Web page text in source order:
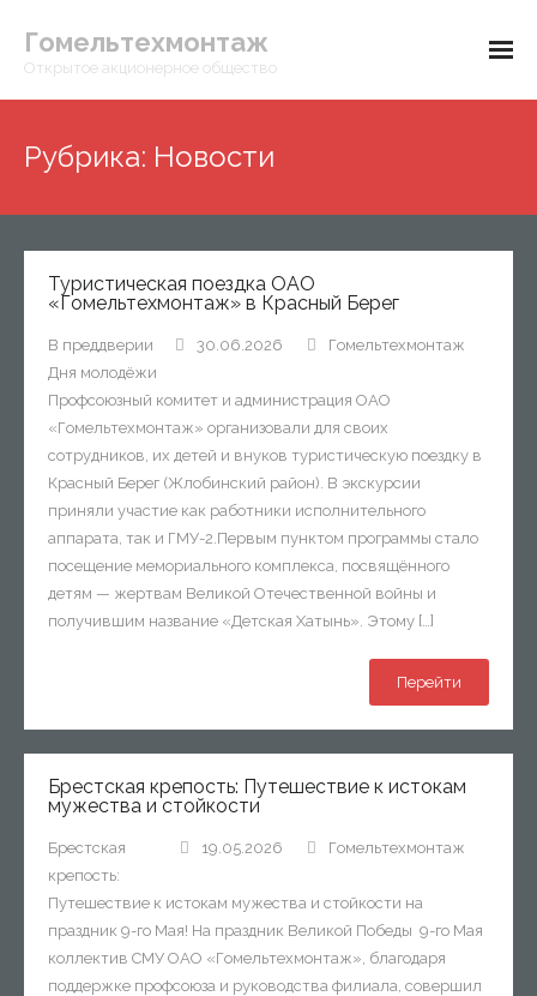
Гомельтехмонтаж
Открытое акционерное общество
О предприятии
- Руководство
- Организационная структура
- Новости предприятия
- Идеологическая работа
- Профсоюзная организация
- Профилактика здорового образа жизни
Рубрика: Новости
Туристическая поездка ОАО
«Гомельтехмонтаж» в Красный Берег
30.06.2026 Гомельтехмонтаж
В преддверии
Дня молодёжи
Профсоюзный комитет и администрация ОАО
«Гомельтехмонтаж» организовали для своих
сотрудников, их детей и внуков туристическую поездку в
Красный Берег (Жлобинский район). В экскурсии
приняли участие как работники исполнительного
аппарата, так и ГМУ-2.Первым пунктом программы стало
посещение мемориального комплекса, посвящённого
детям — жертвам Великой Отечественной войны и
получившим название «Детская Хатынь». Этому […]
Перейти
Брестская крепость: Путешествие к истокам
мужества и стойкости
19.05.2026 Гомельтехмонтаж
Брестская
крепость:
Путешествие к истокам мужества и стойкости на
праздник 9-го Мая! На праздник Великой Победы 9-го Мая
коллектив СМУ ОАО «Гомельтехмонтаж», благодаря
поддержке профсоюза и руководства филиала, совершил